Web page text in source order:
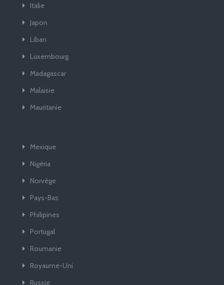
Italie
Japon
Liban
Luxembourg
Madagascar
Malaisie
Mauritanie
Mexique
Nigéria
Norvège
Pays-Bas
Philipines
Portugal
Roumanie
Royaume-Uni
Russie